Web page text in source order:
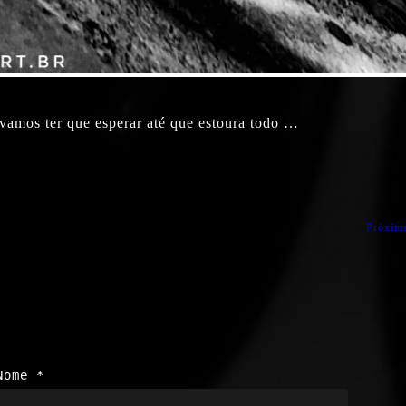
ter que esperar até que estoura todo …
*